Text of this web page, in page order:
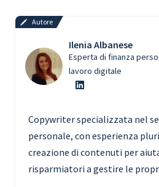
Autore
Ilenia Albanese
Esperta di finanza
lavoro digitale
Copywriter specializzata nel
personale, con esperienza
creazione di contenuti per
risparmiatori a gestire le